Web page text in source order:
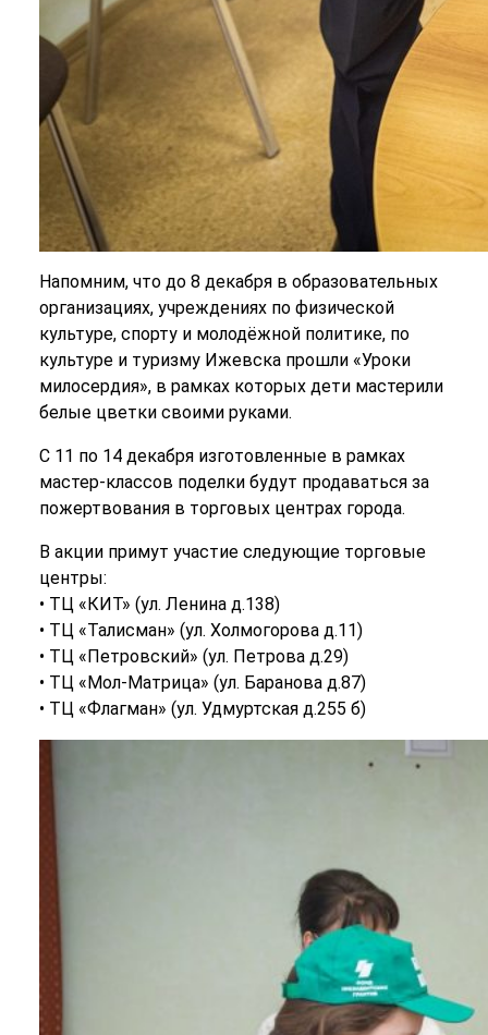
Напомним, что до 8 декабря в образовательных
организациях, учреждениях по физической
культуре, спорту и молодёжной политике, по
культуре и туризму Ижевска прошли «Уроки
милосердия», в рамках которых дети мастерили
белые цветки своими руками.
С 11 по 14 декабря изготовленные в рамках
мастер-классов поделки будут продаваться за
пожертвования в торговых центрах города.
В акции примут участие следующие торговые
центры:
• ТЦ «КИТ» (ул. Ленина д.138)
• ТЦ «Талисман» (ул. Холмогорова д.11)
• ТЦ «Петровский» (ул. Петрова д.29)
• ТЦ «Мол-Матрица» (ул. Баранова д.87)
• ТЦ «Флагман» (ул. Удмуртская д.255 б)